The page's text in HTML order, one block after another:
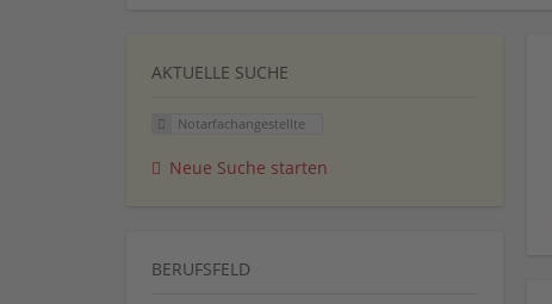
AKTUELLE SUCHE
Notarfachangestellte
Neue Suche starten
BERUFSFELD